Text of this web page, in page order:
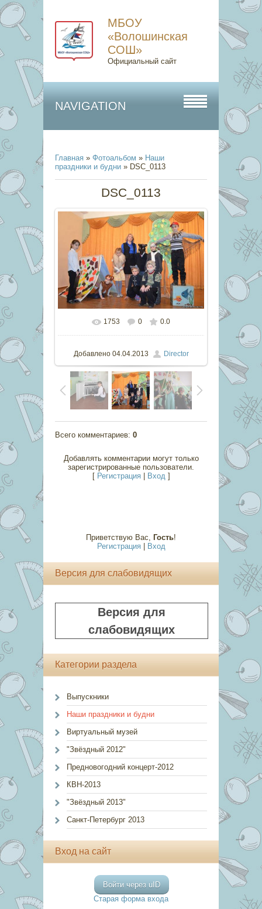
МБОУ
«Волошинская
СОШ»
Официальный сайт
NAVIGATION
Главная » Фотоальбом » Наши
праздники и будни » DSC_0113
DSC_0113
В реальном размере 800x532
145.8Kb
1753 0 0.0
Добавлено04.04.2013 Director
Всего комментариев: 0
Добавлять комментарии могут только
зарегистрированные пользователи.
[ Регистрация| Вход]
Приветствую Вас, Гость!
Регистрация| Вход
Версия для слабовидящих
Версия для
слабовидящих
Категории раздела
Выпускники
Наши праздники и будни
Виртуальный музей
"Звёздный 2012"
Предновогодний концерт-2012
КВН-2013
"Звёздный 2013"
Санкт-Петербург 2013
Вход на сайт
Войти через uID
Старая форма входа